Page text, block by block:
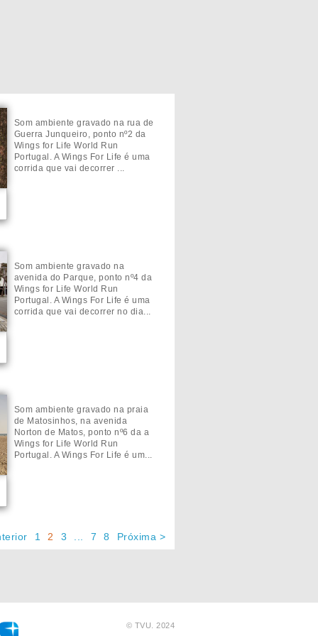
Som ambiente gravado na rua de
Guerra Junqueiro, ponto nº2 da
Wings for Life World Run
Portugal. A Wings For Life é uma
corrida que vai decorrer ...
Som ambiente gravado na
avenida do Parque, ponto nº4 da
Wings for Life World Run
Portugal. A Wings For Life é uma
corrida que vai decorrer no dia...
Som ambiente gravado na praia
de Matosinhos, na avenida
Norton de Matos, ponto nº6 da a
Wings for Life World Run
Portugal. A Wings For Life é um...
1 2 3 7 8 Próxima >
© TVU. 2024